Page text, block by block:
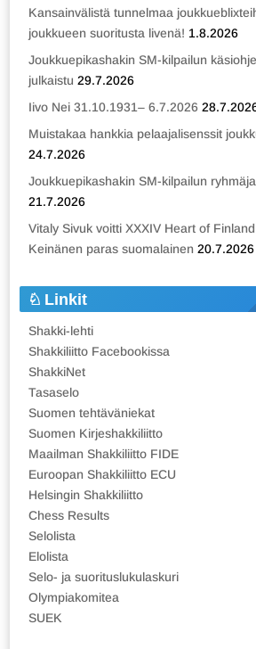
Kansainvälistä tunnelmaa
joukkueen suoritusta livenä! 1.8.2026
Joukkuepikashakin SM-kilpailun
julkaistu 29.7.2026
Iivo Nei 31.10.1931– 6.7.2026
Muistakaa hankkia pelaajalisenssit
24.7.2026
Joukkuepikashakin SM-kilpailun
21.7.2026
Vitaly Sivuk voitti XXXIV Heart of
Keinänen paras suomalainen 20.7.2026
Linkit
Shakki-lehti
Shakkiliitto Facebookissa
ShakkiNet
Tasaselo
Suomen tehtäväniekat
Suomen Kirjeshakkiliitto
Maailman Shakkiliitto FIDE
Euroopan Shakkiliitto ECU
Helsingin Shakkiliitto
Chess Results
Selolista
Elolista
Selo- ja suorituslukulaskuri
Olympiakomitea
SUEK